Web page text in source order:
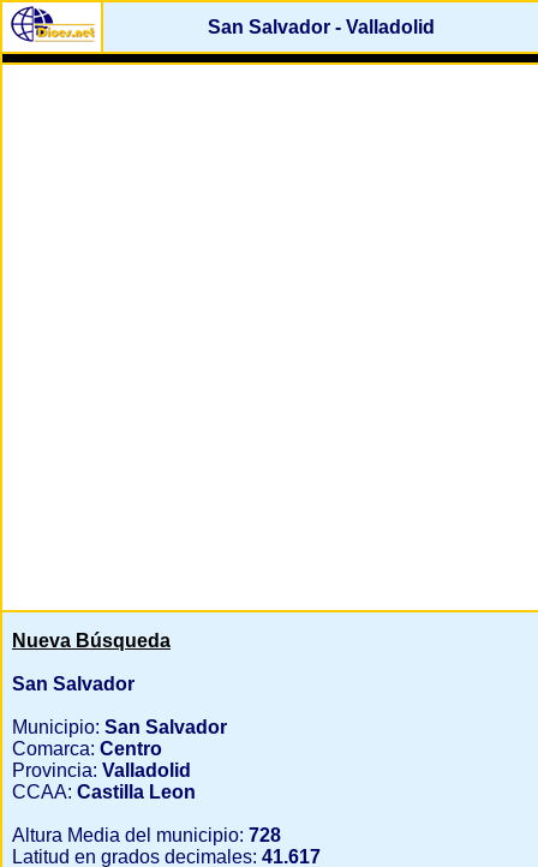
San Salvador - Valladolid
Nueva Búsqueda
San Salvador
Municipio: San Salvador
Comarca: Centro
Provincia: Valladolid
CCAA: Castilla Leon
Altura Media del municipio: 728
Latitud en grados decimales: 41.617